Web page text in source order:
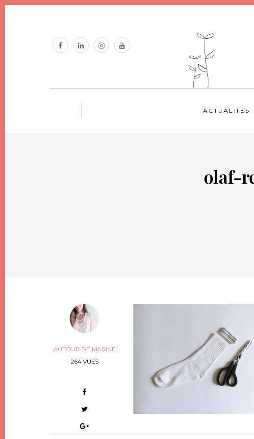
ACTUALITÉS
olaf-
AUTOUR DE MARINE
264 VUES